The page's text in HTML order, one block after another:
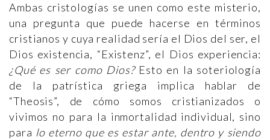
Ambas cristologías se unen como este misterio,
una pregunta que puede hacerse en términos
cristianos y cuya realidad sería el Dios del ser, el
Dios existencia, “Existenz”, el Dios experiencia:
¿Qué es ser como Dios?Esto en la soteriología
de la patrística griega implica hablar de
“Theosis”, de cómo somos cristianizados o
vivimos no para la inmortalidad individual, sino
para lo eterno que es estar ante, dentro y siendo